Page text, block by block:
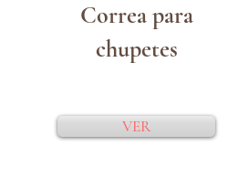
Correa para
chupetes
VER